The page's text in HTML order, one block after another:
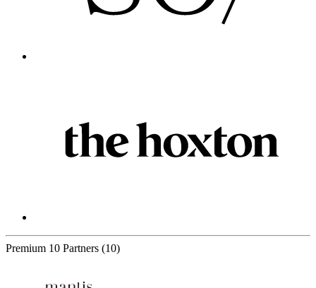
Premium 10 Partners (10)